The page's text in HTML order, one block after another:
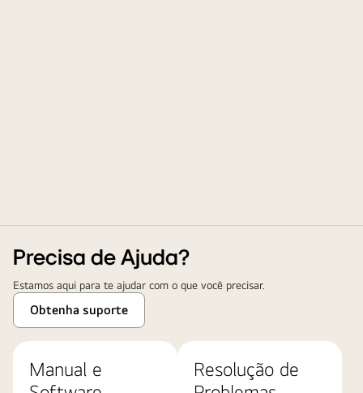
Precisa de Ajuda?
Estamos aqui para te ajudar com o que você precisar.
Obtenha suporte
Manual e
Resolução de